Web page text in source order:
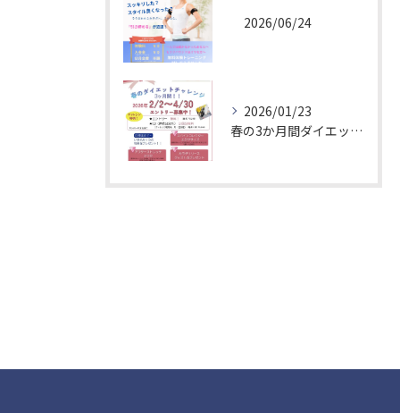
2026/06/24
2026/01/23
春の3か月間ダイエットチャレンジ！エントリー募集中